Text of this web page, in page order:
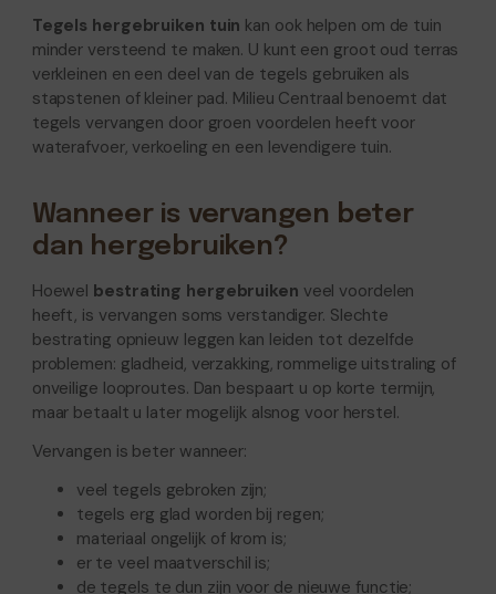
Tegels hergebruiken tuin kan ook helpen om de tuin
minder versteend te maken. U kunt een groot oud terras
verkleinen en een deel van de tegels gebruiken als
stapstenen of kleiner pad. Milieu Centraal benoemt dat
tegels vervangen door groen voordelen heeft voor
waterafvoer, verkoeling en een levendigere tuin.
Wanneer is vervangen beter
dan hergebruiken?
Hoewel bestrating hergebruiken veel voordelen
heeft, is vervangen soms verstandiger. Slechte
bestrating opnieuw leggen kan leiden tot dezelfde
problemen: gladheid, verzakking, rommelige uitstraling of
onveilige looproutes. Dan bespaart u op korte termijn,
maar betaalt u later mogelijk alsnog voor herstel.
Vervangen is beter wanneer:
veel tegels gebroken zijn;
tegels erg glad worden bij regen;
materiaal ongelijk of krom is;
er te veel maatverschil is;
de tegels te dun zijn voor de nieuwe functie;